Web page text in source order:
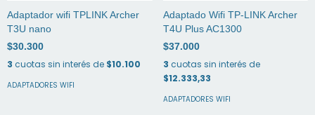
Adaptador wifi TPLINK Archer
T3U nano
$30.300
3 cuotas sin interés de $10.100
ADAPTADORES WIFI
Adaptado Wifi TP-LINK Archer
T4U Plus AC1300
$37.000
3 cuotas sin interés de
$12.333,33
ADAPTADORES WIFI